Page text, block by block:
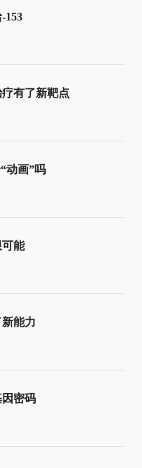
153
有了新靶点
动画”吗
能
能力
密码